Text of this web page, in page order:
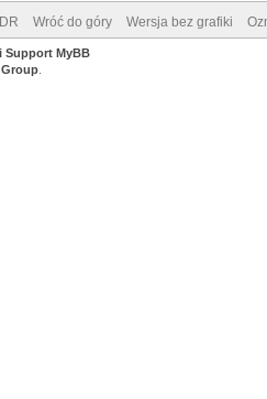
Wróć do góry Wersja bez grafiki
Support MyBB